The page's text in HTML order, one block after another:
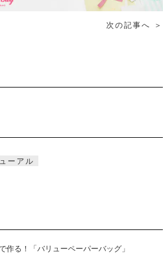
次の記事へ ＞
ーアル
作る！「バリューペーパーバッグ」